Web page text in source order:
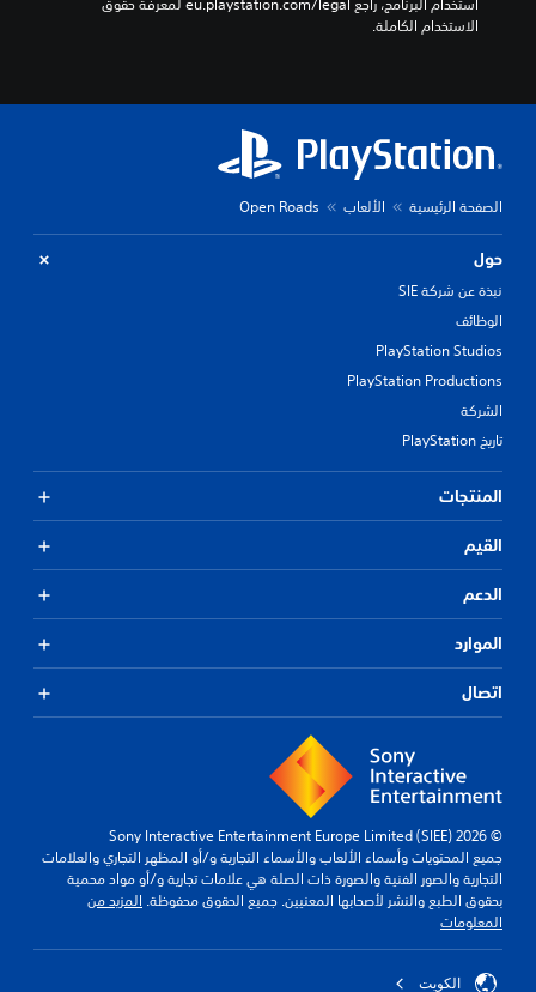
الاستخدام الكاملة.
الصفحة الرئيسية الألعاب Open Roads
حول
نبذة عن شركة SIE
الوظائف
PlayStation Studios
PlayStation Productions
الشركة
تاريخ PlayStation
المنتجات
القيم
الدعم
الموارد
اتصال
© 2026 Sony Interactive Entertainment Europe Limited (SIEE)
جميع المحتويات وأسماء الألعاب والأسماء التجارية و/أو المظهر التجاري والعلامات
التجارية والصور الفنية والصورة ذات الصلة هي علامات تجارية و/أو مواد محمية
بحقوق الطبع والنشر لأصحابها المعنيين. جميع الحقوق محفوظة. المزيد من
المعلومات
الكويت‎